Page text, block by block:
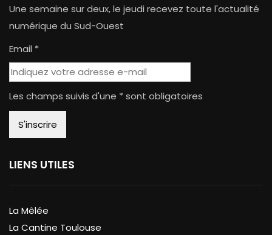
Une semaine sur deux, le jeudi recevez toute l'actualité
numérique du Sud-Ouest
Email *
Les champs suivis d'une * sont obligatoires
LIENS UTILES
La Mêlée
La Cantine Toulouse